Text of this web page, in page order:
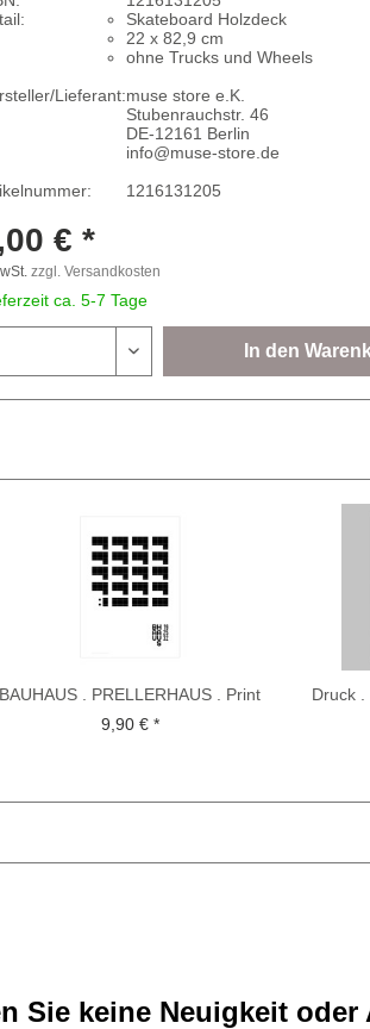
Skateboard Holzdeck
22 x 82,9 cm
ohne Trucks und Wheels
Lieferant:muse store e.K.
Stubenrauchstr. 46
DE-12161 Berlin
info@muse-store.de
1216131205
€ *
zzgl. Versandkosten
ca. 5-7 Tage
In den
BAUHAUS . PRELLERHAUS . Print
A3 . edited by muse
9,90 € *
Druck .
Sie keine Neuigkeit oder